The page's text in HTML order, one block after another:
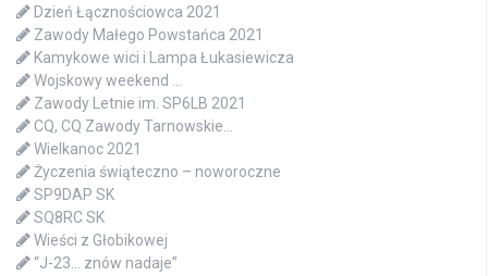
Dzień Łącznościowca 2021
Zawody Małego Powstańca 2021
Kamykowe wici i Lampa Łukasiewicza
Wojskowy weekend …
Zawody Letnie im. SP6LB 2021
CQ, CQ Zawody Tarnowskie…
Wielkanoc 2021
Życzenia świąteczno – noworoczne
SP9DAP SK
SQ8RC SK
Wieści z Głobikowej
“J-23… znów nadaje”